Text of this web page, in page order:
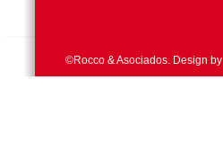
©Rocco & Asociados. Design by